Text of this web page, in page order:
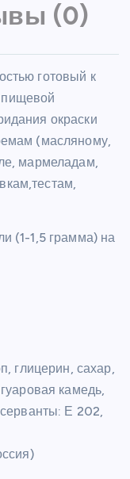
(0)
готовый к
окраски
(масляному,
мармеладам,
(1-1,5 грамма) на
глицерин, сахар,
камедь,
Е 202,